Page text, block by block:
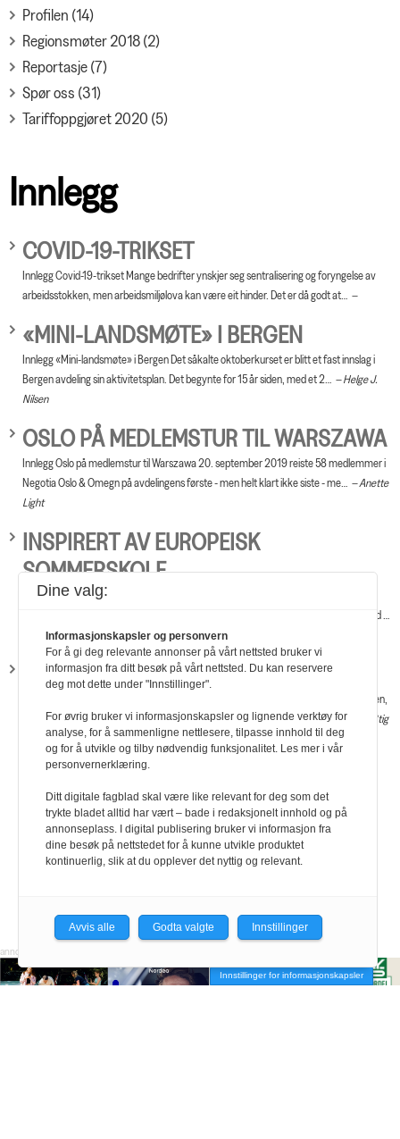
Profilen (14)
Regionsmøter 2018 (2)
Reportasje (7)
Spør oss (31)
Tariffoppgjøret 2020 (5)
Innlegg
COVID-19-TRIKSET
Innlegg Covid-19-trikset Mange bedrifter ynskjer seg sentralisering og foryngelse av
arbeidsstokken, men arbeidsmiljølova kan være eit hinder. Det er då godt at…
«MINI-LANDSMØTE» I BERGEN
Innlegg «Mini-landsmøte» i Bergen Det såkalte oktoberkurset er blitt et fast innslag i
Bergen avdeling sin aktivitetsplan. Det begynte for 15 år siden, med et 2…
Helge J.
Nilsen
OSLO PÅ MEDLEMSTUR TIL WARSZAWA
Innlegg Oslo på medlemstur til Warszawa 20. september 2019 reiste 58 medlemmer i
Negotia Oslo & Omegn på avdelingens første - men helt klart ikke siste - me…
Anette
Light
INSPIRERT AV EUROPEISK
SOMMERSKOLE
Innlegg Inspirert av europeisk sommerskole I juni møttes nærmere 30 unge
fagorganiserte fra flere forskjellige land og forbund omkring i Europa, for å være med …
Tonje Yasmine Lie Aarud
INSPIRASJON PÅ GENÈVESKOLEN
Innlegg Inspirasjon på Genèveskolen På forsommeren i år deltok jeg på Genèveskolen,
som er et kunnskapsprogram tilpasset unge fagorganiserte i de nordiske lande…
Stig
Arne Bøe
Innstillinger for informasjonskapsler
Dine valg:
Informasjonskapsler og personvern
For å gi deg relevante annonser på vårt nettsted bruker vi
informasjon fra ditt besøk på vårt nettsted. Du kan reservere
deg mot dette under "Innstillinger".
For øvrig bruker vi informasjonskapsler og lignende verktøy for
analyse, for å sammenligne nettlesere, tilpasse innhold til deg
og for å utvikle og tilby nødvendig funksjonalitet. Les mer i vår
personvernerklæring.
Ditt digitale fagblad skal være like relevant for deg som det
trykte bladet alltid har vært – bade i redaksjonelt innhold og på
annonseplass. I digital publisering bruker vi informasjon fra
dine besøk på nettstedet for å kunne utvikle produktet
kontinuerlig, slik at du opplever det nyttig og relevant.
Avvis alle Godta valgte Innstillinger